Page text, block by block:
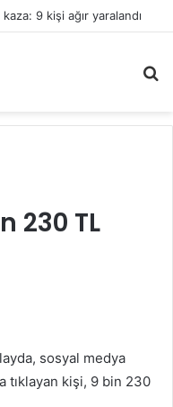
kaza: 9 kişi ağır yaralandı
...
230 TL
sosyal medya
tıklayan kişi, 9 bin 230